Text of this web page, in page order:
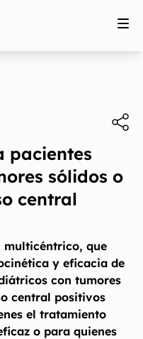
pacientes
sólidos o
central
que
y eficacia de
con tumores
central positivos
el tratamiento
o para quienes